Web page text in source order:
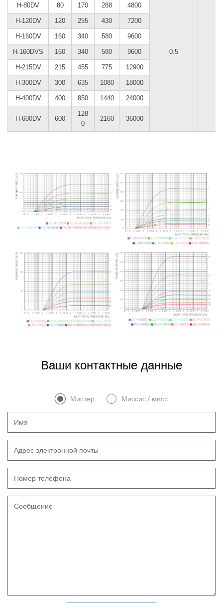
0.5
H-80DV 80 170 288 4800
H-120DV 120 255 430 7200
H-160DV 160 340 580 9600
H-160DVS 160 340 580 9600
H-215DV 215 455 775 12900
H-300DV 300 635 1080 18000
H-400DV 400 850 1440 24000
H-600DV 600
128
0
2160 36000
Ваши контактные данные
Мистер Миссис / мисс